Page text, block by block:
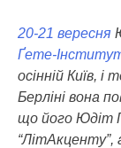
20-21 вересня
Ґете-
осінній Київ,
Берліні вона
що його Юдіт
“ЛітАкценту”,